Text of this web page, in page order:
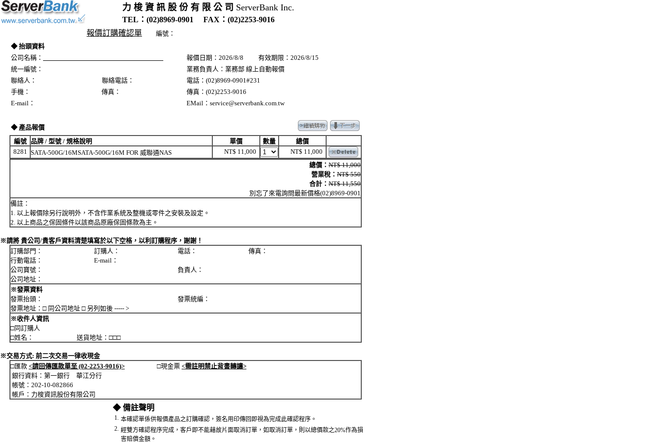
力 梭 資 訊 股 份 有 限 公 司 ServerBank Inc.
TEL：(02)8969-0901 FAX：(02)2253-9016
報價訂購確認單
編號：
◆ 抬頭資料
公司名稱：
報價日期：2026/8/8 有效期限：2026/8/15
統一編號：
業務負責人：業務部 線上自動報價
聯絡人： 聯絡電話：
電話：(02)8969-0901#231
手機： 傳真：
傳真：(02)2253-9016
E-mail：
EMail：service@serverbank.com.tw
◆ 產品報價
編號
品牌 / 型號 / 規格說明 單價 數量
總價
8281 SATA-500G/16MSATA-500G/16M FOR 威聯通NAS NT$ 11,000
NT$ 11,000
總價： NT$ 11,000
營業稅： NT$ 550
合計： NT$ 11,550
別忘了來電詢問最新價格(02)8969-0901
備註：
1. 以上報價除另行說明外，不含作業系統及整機或零件之安裝及設定。
2. 以上商品之保固條件以該商品原廠保固條款為主。
※請將 貴公司/貴客戶資料清楚填寫於以下空格，以利訂購程序，謝謝！
訂購部門： 訂購人： 電話： 傳真：
行動電話： E-mail：
公司寶號： 負責人：
公司地址：
※發票資料
發票抬頭： 發票統編：
發票地址：□ 同公司地址 □ 另列如後 ----- >
※收件人資訊
□同訂購人
□姓名： 送貨地址：□□□
※交易方式: 前二次交易一律收現金
□匯款 <請回傳匯款單至 (02-2253-9016)> □現金票 <需註明禁止背書轉讓>
銀行資料：第一銀行 華江分行
帳號：202-10-082866
帳戶：力梭資訊股份有限公司
◆ 備註聲明
1. 本確認單係供報價產品之訂購確認，簽名用印傳回即視為完成此確認程序。
2. 經雙方確認程序完成，客戶即不能藉故片面取消訂單，如取消訂單，則以總價款之20%作為損
害賠償金額。